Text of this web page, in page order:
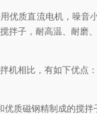
质直流电机，噪音小
拌子，耐高温、耐磨
相比，有如下优点：
质磁钢精制成的搅拌